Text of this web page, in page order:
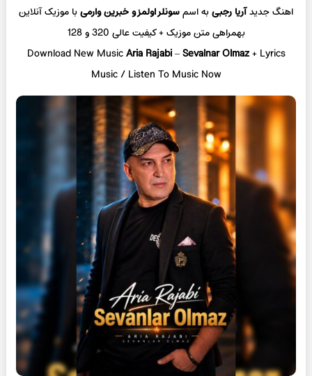
اهنگ جدیدآریا رجبیبه اسمسونلر اولمز و خبرین وارمیبا موزیک آنلاین
بهمراهی متن موزیک + کیفیت عالی 320 و 128
Download New MusicAria Rajabi–Sevalnar Olmaz+ Lyrics
Music / Listen To Music Now